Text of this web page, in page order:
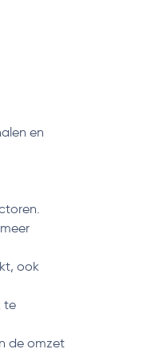
en
ook
te
de omzet